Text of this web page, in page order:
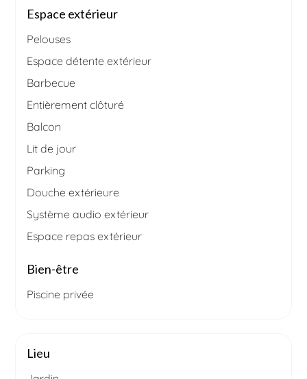
Espace extérieur
Pelouses
Espace détente extérieur
Barbecue
Entièrement clôturé
Balcon
Lit de jour
Parking
Douche extérieure
Système audio extérieur
Espace repas extérieur
Bien-être
Piscine privée
Lieu